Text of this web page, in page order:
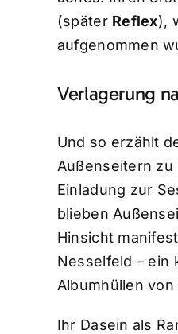
(später Reflex),
aufgenommen
Verlagerung
Und so erzählt
Außenseitern
Einladung zur
blieben
Hinsicht
Nesselfeld – ein
Albumhüllen
Ihr Dasein als